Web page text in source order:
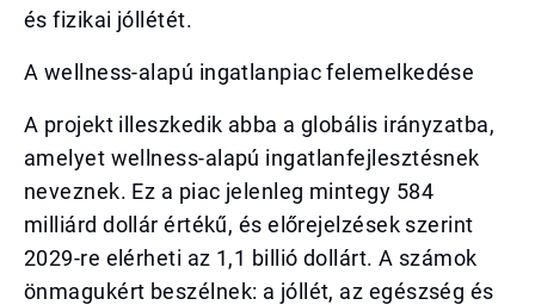
és fizikai jóllétét.
A wellness-alapú ingatlanpiac felemelkedése
A projekt illeszkedik abba a globális irányzatba,
amelyet wellness-alapú ingatlanfejlesztésnek
neveznek. Ez a piac jelenleg mintegy 584
milliárd dollár értékű, és előrejelzések szerint
2029-re elérheti az 1,1 billió dollárt. A számok
önmagukért beszélnek: a jóllét, az egészség és